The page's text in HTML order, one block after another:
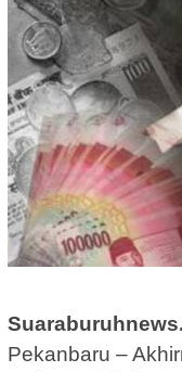
Pekanbaru –